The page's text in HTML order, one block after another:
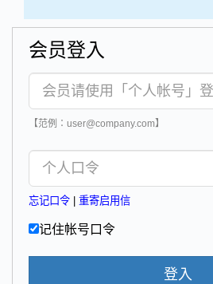
会员登入
【范例：user@company.com】
忘记口令 重寄启用信
记住帐号口令
登入